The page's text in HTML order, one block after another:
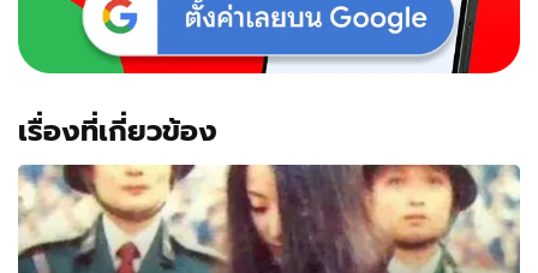
เรื่องที่เกี่ยวข้อง